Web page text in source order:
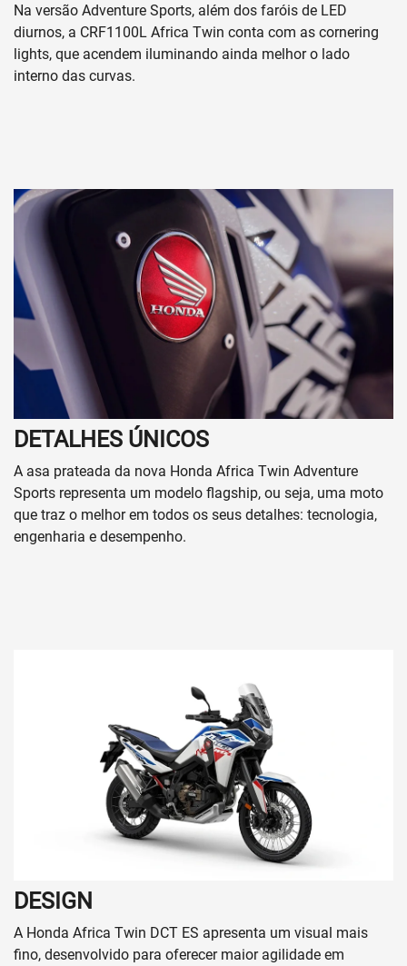
Na versão Adventure Sports, além dos faróis de LED
diurnos, a CRF1100L Africa Twin conta com as cornering
lights, que acendem iluminando ainda melhor o lado
interno das curvas.
DETALHES ÚNICOS
A asa prateada da nova Honda Africa Twin Adventure
Sports representa um modelo flagship, ou seja, uma moto
que traz o melhor em todos os seus detalhes: tecnologia,
engenharia e desempenho.
DESIGN
A Honda Africa Twin DCT ES apresenta um visual mais
fino, desenvolvido para oferecer maior agilidade em